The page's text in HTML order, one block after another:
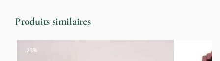
Produits similaires
-23%